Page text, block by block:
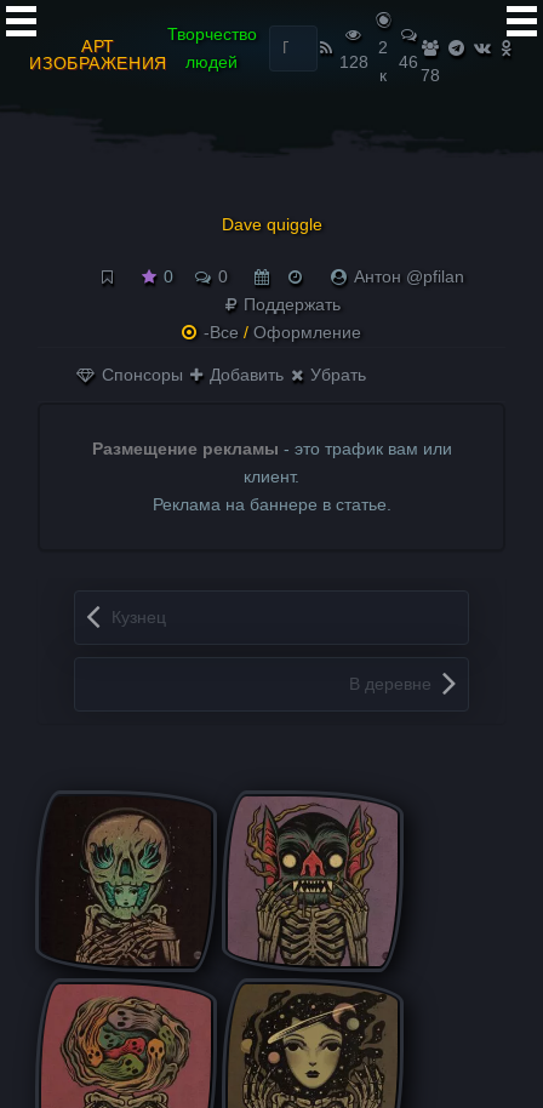
АРТ
ИЗОБРАЖЕНИЯ
Творчество
людей
Найти:
128
2
к
46
78
Dave quiggle
0 0
Антон @pfilan
Поддержать
-Все / Оформление
Спонсоры Добавить Убрать
Размещение рекламы - это трафик вам или
клиент.
Реклама на баннере в статье.
Запись навигация
Кузнец
В деревне